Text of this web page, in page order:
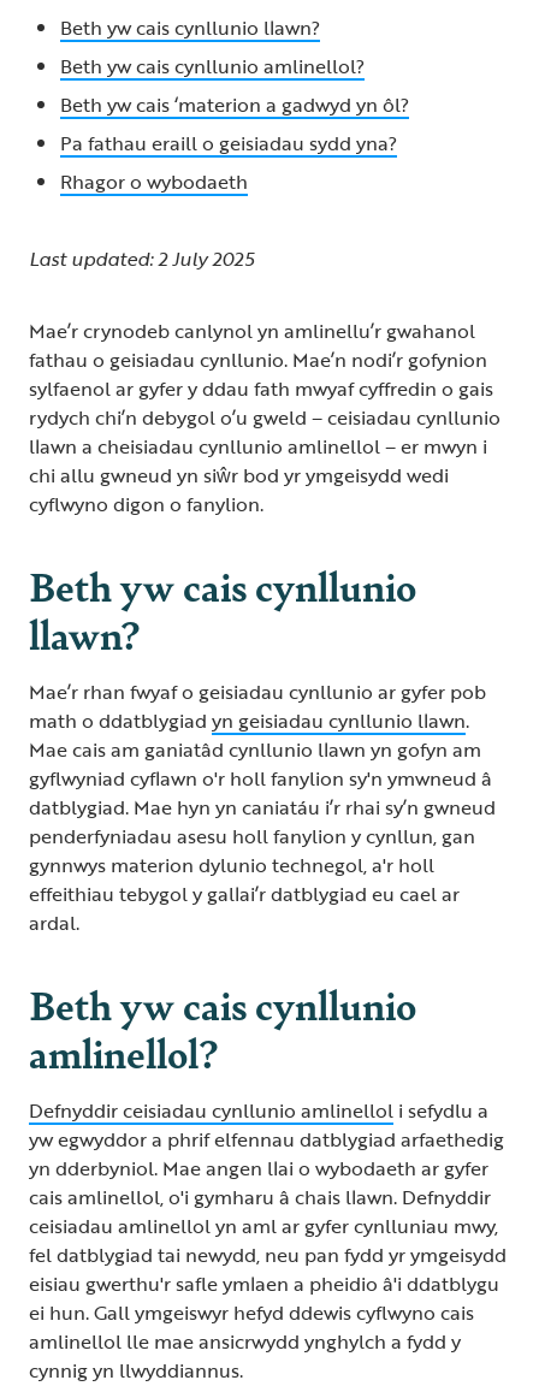
Beth yw cais cynllunio llawn?
Beth yw cais cynllunio amlinellol?
Beth yw cais ‘materion a gadwyd yn ôl?
Pa fathau eraill o geisiadau sydd yna?
Rhagor o wybodaeth
Last updated: 2 July 2025
Mae’r crynodeb canlynol yn amlinellu’r gwahanol
fathau o geisiadau cynllunio. Mae’n nodi’r gofynion
sylfaenol ar gyfer y ddau fath mwyaf cyffredin o gais
rydych chi’n debygol o’u gweld – ceisiadau cynllunio
llawn a cheisiadau cynllunio amlinellol – er mwyn i
chi allu gwneud yn siŵr bod yr ymgeisydd wedi
cyflwyno digon o fanylion.
Beth yw cais cynllunio
llawn?
Mae’r rhan fwyaf o geisiadau cynllunio ar gyfer pob
math o ddatblygiad yn geisiadau cynllunio llawn.
Mae cais am ganiatâd cynllunio llawn yn gofyn am
gyflwyniad cyflawn o'r holl fanylion sy'n ymwneud â
datblygiad. Mae hyn yn caniatáu i’r rhai sy’n gwneud
penderfyniadau asesu holl fanylion y cynllun, gan
gynnwys materion dylunio technegol, a'r holl
effeithiau tebygol y gallai’r datblygiad eu cael ar
ardal.
Beth yw cais cynllunio
amlinellol?
Defnyddir ceisiadau cynllunio amlinellol i sefydlu a
yw egwyddor a phrif elfennau datblygiad arfaethedig
yn dderbyniol. Mae angen llai o wybodaeth ar gyfer
cais amlinellol, o'i gymharu â chais llawn. Defnyddir
ceisiadau amlinellol yn aml ar gyfer cynlluniau mwy,
fel datblygiad tai newydd, neu pan fydd yr ymgeisydd
eisiau gwerthu'r safle ymlaen a pheidio â'i ddatblygu
ei hun. Gall ymgeiswyr hefyd ddewis cyflwyno cais
amlinellol lle mae ansicrwydd ynghylch a fydd y
cynnig yn llwyddiannus.